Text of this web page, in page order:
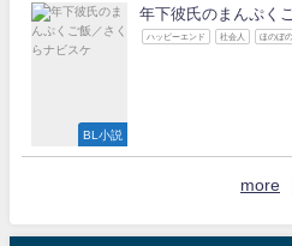
BL小説
年下彼氏のまんぷく
ハッピーエンド 社会人 ほのぼの
more